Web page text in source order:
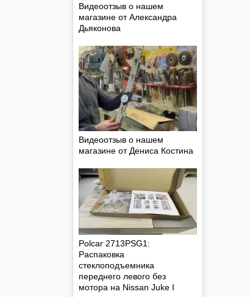
Видеоотзыв о нашем
магазине от Александра
Дьяконова
Видеоотзыв о нашем
магазине от Дениса Костина
Polcar 2713PSG1:
Распаковка
стеклоподъемника
переднего левого без
мотора на Nissan Juke I